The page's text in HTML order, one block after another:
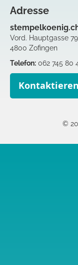
Adresse
Vord. Hauptgasse
4800 Zofingen
Telefon: 062 745 80
©